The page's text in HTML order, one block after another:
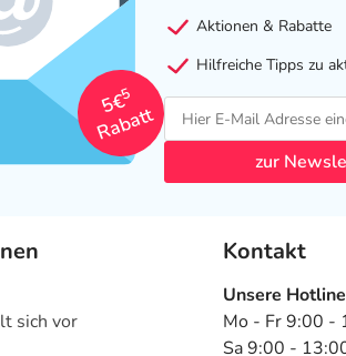
5€
5
Rabatt
Aktionen & Rabatte
Hilfreiche Tipps zu
zur
sich vor
Kontakt
Unsere Hotline
Mo - Fr 9:00 -
Sa 9:00 -